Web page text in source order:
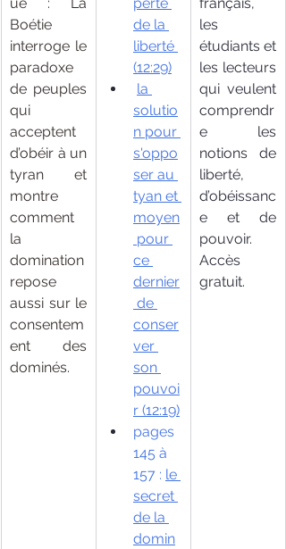
ue : La
Boétie
interroge le
paradoxe
de peuples
qui
acceptent
d’obéir à un
tyran et
montre
comment
la
domination
repose
aussi sur le
consentem
ent des
dominés.
perte
de la
liberté
(12:29)
la
solutio
n pour
s'oppo
ser au
tyan et
moyen
pour
ce
dernier
de
conser
ver
son
pouvoi
r (12:19)
pages
145 à
157 : le
secret
de la
domin
français,
les
étudiants et
les lecteurs
qui veulent
comprendr
e les
notions de
liberté,
d’obéissanc
e et de
pouvoir.
Accès
gratuit.